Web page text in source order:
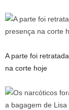
A parte foi
na corte hoje